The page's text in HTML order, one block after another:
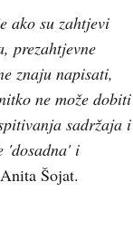
ako su zahtjevi
prezahtjevne
znaju napisati,
ne može dobiti
sadržaja i
'dosadna' i
Šojat.